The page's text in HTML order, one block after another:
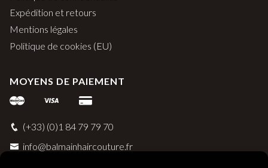
Expédition et retours
Mentions légales
Politique de cookies (EU)
MOYENS DE PAIEMENT
(+33) (0)1 84 79 79 70
info@balmainhaircouture.fr